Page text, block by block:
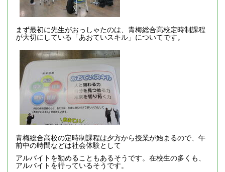
まず最初に先生がおっしゃたのは、青梅総合高校定時制課程
が大切にしている「あおていスキル」についてです。
青梅総合高校の定時制課程は夕方から授業が始まるので、午
前中の時間などは社会体験として
アルバイトを勧めることもあるそうです。在校生の多くも、
アルバイトを行っているそうです。